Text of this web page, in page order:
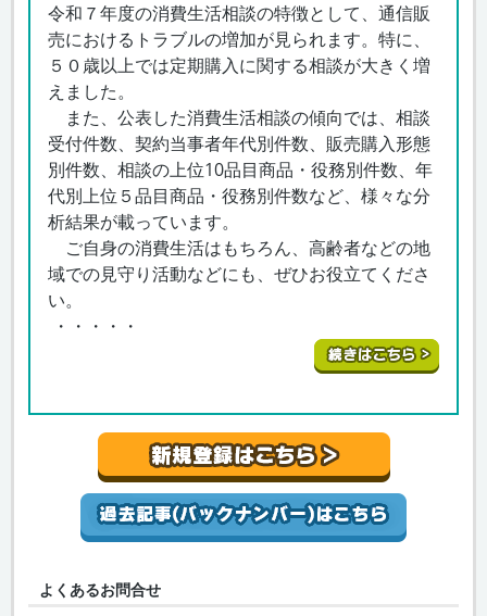
令和７年度の消費生活相談の特徴として、通信販
売におけるトラブルの増加が見られます。特に、
５０歳以上では定期購入に関する相談が大きく増
えました。
また、公表した消費生活相談の傾向では、相談
受付件数、契約当事者年代別件数、販売購入形態
別件数、相談の上位10品目商品・役務別件数、年
代別上位５品目商品・役務別件数など、様々な分
析結果が載っています。
ご自身の消費生活はもちろん、高齢者などの地
域での見守り活動などにも、ぜひお役立てくださ
い。
・・・・・
よくあるお問合せ